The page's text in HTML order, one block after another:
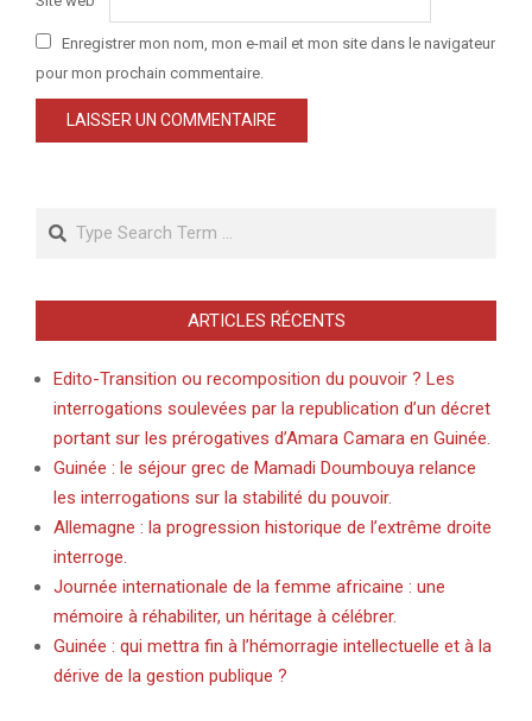
Enregistrer mon nom, mon e-mail et mon site dans le navigateur
pour mon prochain commentaire.
Search
ARTICLES RÉCENTS
Edito-Transition ou recomposition du pouvoir ? Les
interrogations soulevées par la republication d’un décret
portant sur les prérogatives d’Amara Camara en Guinée.
Guinée : le séjour grec de Mamadi Doumbouya relance
les interrogations sur la stabilité du pouvoir.
Allemagne : la progression historique de l’extrême droite
interroge.
Journée internationale de la femme africaine : une
mémoire à réhabiliter, un héritage à célébrer.
Guinée : qui mettra fin à l’hémorragie intellectuelle et à la
dérive de la gestion publique ?